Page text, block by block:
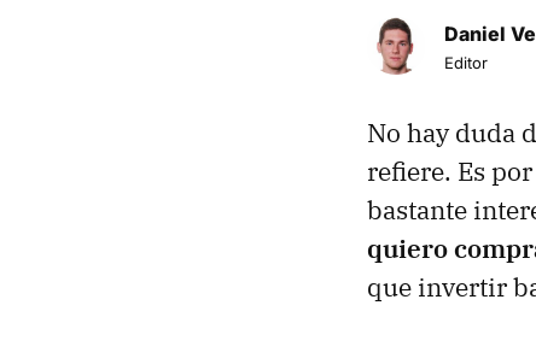
Daniel
Editor
No hay duda
refiere. Es
bastante
quiero
que invertir